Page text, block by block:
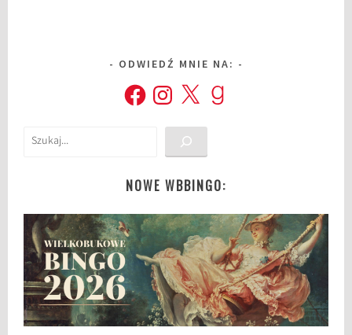
ODWIEDŹ MNIE NA:
FacebookInstagram
X Goodreads
Szukaj
NOWE WBBINGO: